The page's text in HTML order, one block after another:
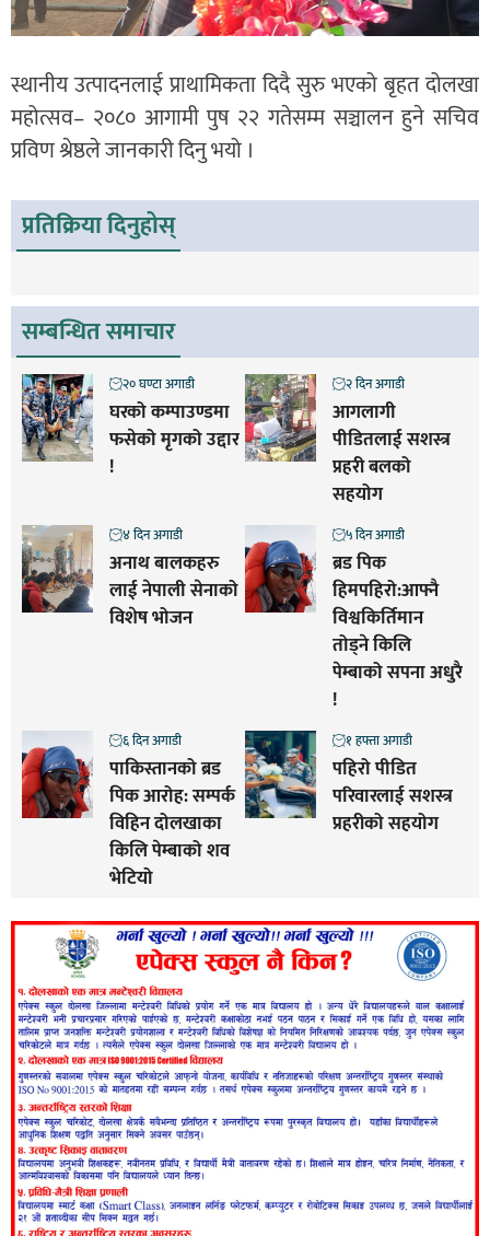
स्थानीय उत्पादनलाई प्राथामिकता दिदै सुरु भएको बृहत दोलखा
महोत्सव– २०८० आगामी पुष २२ गतेसम्म सञ्चालन हुने सचिव
प्रविण श्रेष्ठले जानकारी दिनु भयो ।
प्रतिक्रिया दिनुहोस्
सम्बन्धित समाचार
घरको कम्पाउण्डमा
फसेको मृगको उद्दार
!
२० घण्टा अगाडी
आगलागी
पीडितलाई सशस्त्र
प्रहरी बलको
सहयोग
२ दिन अगाडी
अनाथ बालकहरु
लाई नेपाली सेनाको
विशेष भोजन
४ दिन अगाडी
ब्रड पिक
हिमपहिरो:आफ्नै
विश्वकिर्तिमान
तोड्ने किलि
पेम्बाको सपना अधुरै
!
५ दिन अगाडी
पाकिस्तानको ब्रड
पिक आरोह‌‌: सम्पर्क
विहिन दोलखाका
किलि पेम्बाको शव
भेटियो
६ दिन अगाडी
पहिरो पीडित
परिवारलाई सशस्त्र
प्रहरीको सहयोग
१ हफ्ता अगाडी